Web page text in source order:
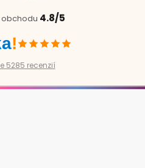
4.8/5
!
5285 recenzií